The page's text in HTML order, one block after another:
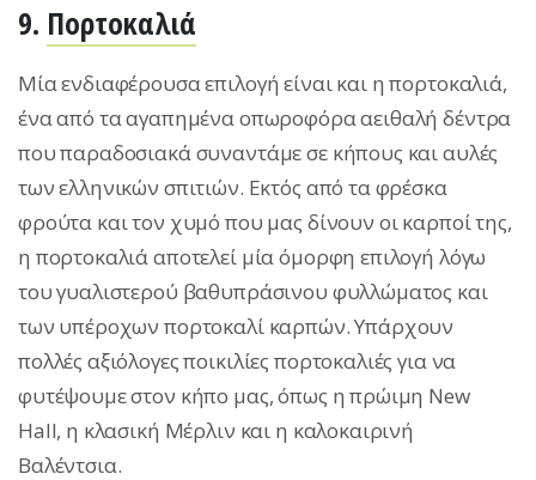
9. Πορτοκαλιά
Μία ενδιαφέρουσα επιλογή είναι και η πορτοκαλιά,
ένα από τα αγαπημένα οπωροφόρα αειθαλή δέντρα
που παραδοσιακά συναντάμε σε κήπους και αυλές
των ελληνικών σπιτιών. Εκτός από τα φρέσκα
φρούτα και τον χυμό που μας δίνουν οι καρποί της,
η πορτοκαλιά αποτελεί μία όμορφη επιλογή λόγω
του γυαλιστερού βαθυπράσινου φυλλώματος και
των υπέροχων πορτοκαλί καρπών. Υπάρχουν
πολλές αξιόλογες ποικιλίες πορτοκαλιές για να
φυτέψουμε στον κήπο μας, όπως η πρώιμη New
Hall, η κλασική Μέρλιν και η καλοκαιρινή
Βαλέντσια.